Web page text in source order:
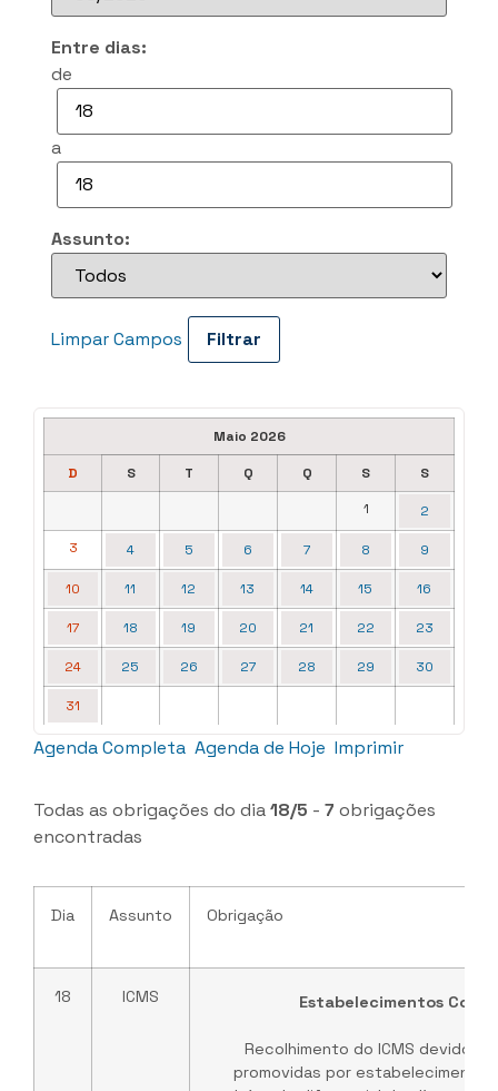
Entre dias:
de
a
Assunto:
Limpar Campos
Maio 2026
D S T Q Q S
S
1
2
3 4 5 6 7 8 9
10 11 12 13 14 15 16
17 18 19 20 21 22 23
24 25 26 27 28 29 30
31
Agenda Completa Agenda de Hoje Imprimir
Todas as obrigações do dia18/5 - 7 obrigações
encontradas
Dia Assunto Obrigação
18 ICMS Estabelecimentos
Recolhimento do ICMS devido
promovidas por